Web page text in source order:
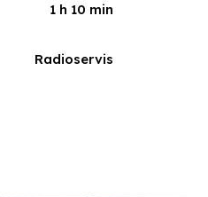
1 h 10 min
Radioservis